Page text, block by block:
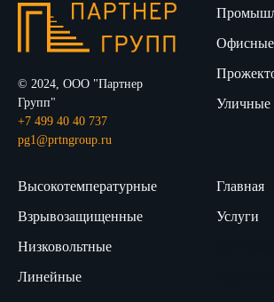
© 2024, ООО "Партнер
Групп"
+7 499 40 40 737
pg1@prtngroup.ru
Офисные
Уличные
Высокотемпературные
Взрывозащищенные
Низковольтные
Линейные
Главная
Услуги